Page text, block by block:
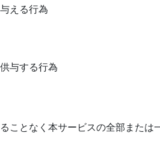
える行為
与する行為
ことなく本サービスの全部または